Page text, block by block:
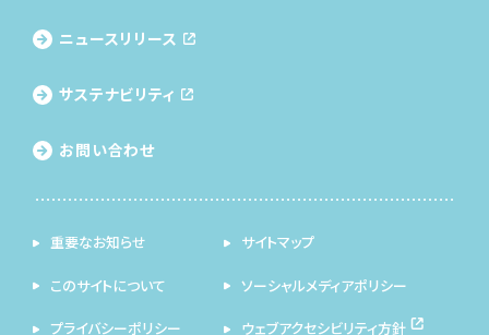
ニュースリリース
サステナビリティ
お問い合わせ
重要なお知らせ サイトマップ
このサイトについて ソーシャルメディアポリシー
プライバシーポリシー ウェブアクセシビリティ方針